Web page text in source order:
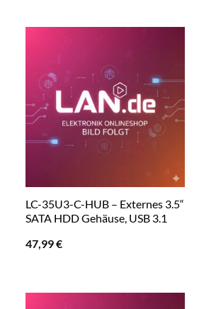
LC-35U3-C-HUB – Externes 3.5“
SATA HDD Gehäuse, USB 3.1
47,99€